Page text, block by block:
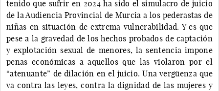
tenido que sufrir en 2024 ha sido el simulacro de juicio
de la Audiencia Provincial de Murcia a los pederastas de
niñas en situación de extrema vulnerabilidad. Y es que
pese a la gravedad de los hechos probados de captación
y explotación sexual de menores, la sentencia impone
penas económicas a aquellos que las violaron por el
“atenuante” de dilación en el juicio. Una vergüenza que
va contra las leyes, contra la dignidad de las mujeres y